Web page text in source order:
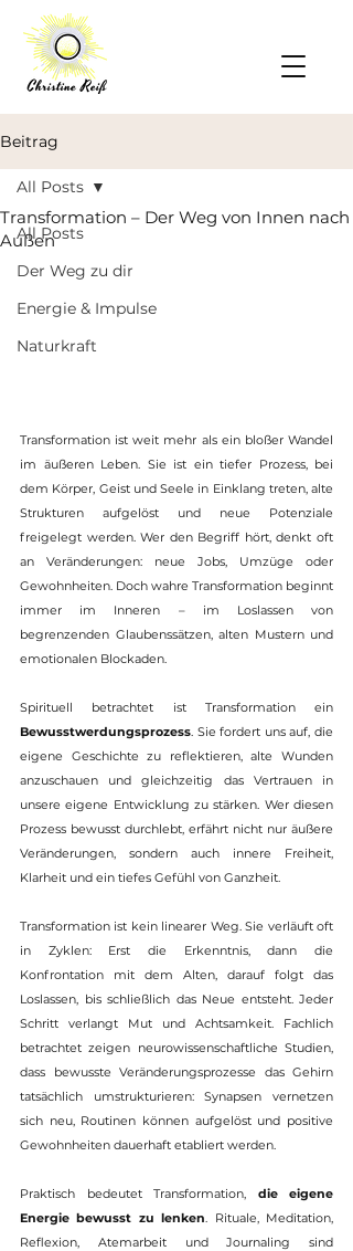
Beitrag
All Posts
Der Weg zu dir
Energie & Impulse
Naturkraft
All Posts
Transformation – Der Weg von Innen nach
Außen
Transformation ist weit mehr als ein bloßer Wandel
im äußeren Leben. Sie ist ein tiefer Prozess, bei
dem Körper, Geist und Seele in Einklang treten, alte
Strukturen aufgelöst und neue Potenziale
freigelegt werden. Wer den Begriff hört, denkt oft
an Veränderungen: neue Jobs, Umzüge oder
Gewohnheiten. Doch wahre Transformation beginnt
immer im Inneren – im Loslassen von
begrenzenden Glaubenssätzen, alten Mustern und
emotionalen Blockaden.
Bewusstwerdungsprozess. Sie fordert uns auf, die
eigene Geschichte zu reflektieren, alte Wunden
anzuschauen und gleichzeitig das Vertrauen in
unsere eigene Entwicklung zu stärken. Wer diesen
Prozess bewusst durchlebt, erfährt nicht nur äußere
Veränderungen, sondern auch innere Freiheit,
Klarheit und ein tiefes Gefühl von Ganzheit.
Transformation ist kein linearer Weg. Sie verläuft oft
in Zyklen: Erst die Erkenntnis, dann die
Konfrontation mit dem Alten, darauf folgt das
Loslassen, bis schließlich das Neue entsteht. Jeder
Schritt verlangt Mut und Achtsamkeit. Fachlich
betrachtet zeigen neurowissenschaftliche Studien,
dass bewusste Veränderungsprozesse das Gehirn
tatsächlich umstrukturieren: Synapsen vernetzen
sich neu, Routinen können aufgelöst und positive
Gewohnheiten dauerhaft etabliert werden.
Praktisch bedeutet Transformation, die eigene
Energie bewusst zu lenken. Rituale, Meditation,
Reflexion, Atemarbeit und Journaling sind